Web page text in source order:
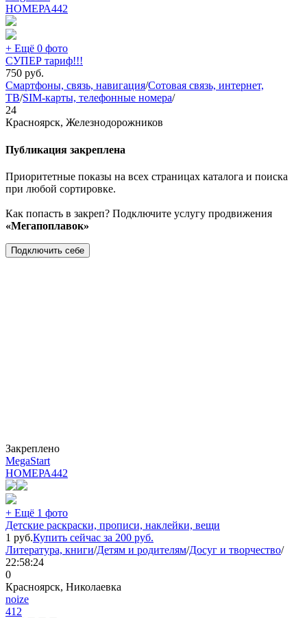
НОМЕРА442
+ Ещё 0 фото
СУПЕР тариф!!!
750 руб.
Смартфоны, связь, навигация/Сотовая связь, интернет,
ТВ/SIM-карты, телефонные номера/
24
Красноярск, Железнодорожников
Публикация закреплена
Приоритетные показы на всех страницах каталога и поиска
при любой сортировке.
Как попасть в закреп? Подключите услугу продвижения
«Мегапоплавок»
Подключить себе
Закреплено
MegaStart
НОМЕРА442
+ Ещё 1 фото
Детские раскраски, прописи, наклейки, вещи
1 руб.Купить сейчас за 200 руб.
Литература, книги/Детям и родителям/Досуг и творчество/
22:58:24
0
Красноярск, Николаевка
noize
412